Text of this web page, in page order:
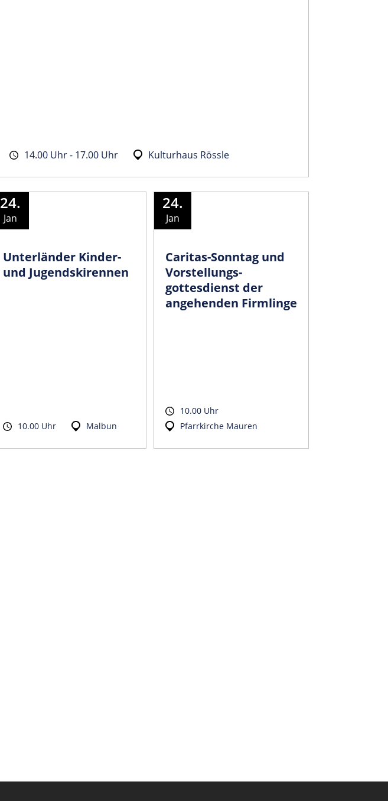
14.00 Uhr - 17.00 Uhr Kulturhaus Rössle
24.
Jan
Unterländer Kinder-
und Jugendskirennen
10.00 Uhr Malbun
24.
Jan
Caritas-Sonntag und
Vorstellungs­
gottesdienst der
angehenden Firmlinge
10.00 Uhr
Pfarrkirche Mauren